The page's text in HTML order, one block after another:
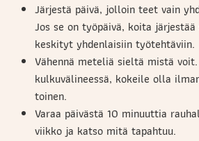
Järjestä päivä, jolloin teet vain
Jos se on työpäivä, koita
keskityt yhdenlaisiin työtehtäviin.
Vähennä meteliä sieltä mistä
kulkuvälineessä, kokeile olla
toinen.
Varaa päivästä 10 minuuttia
viikko ja katso mitä tapahtuu.